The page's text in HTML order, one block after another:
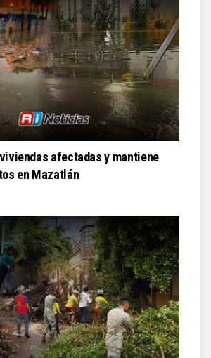
afectadas y mantiene
en Mazatlán